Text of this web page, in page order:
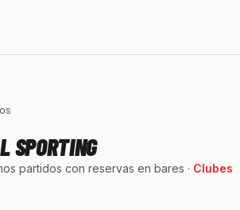
SPORTING
partidos con reservas en bares · Clubes